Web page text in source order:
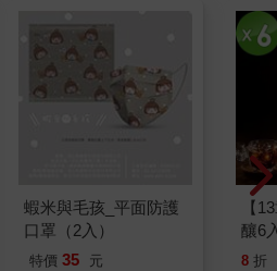
蝦米與毛孩_平面防護
口罩（2入）
特價 35 元
【
釀6
8 折